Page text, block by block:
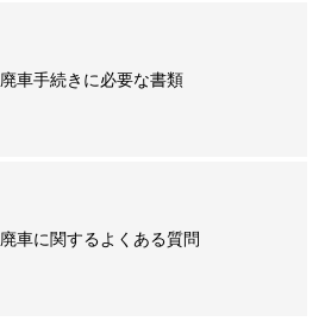
廃車手続きに必要な書類
廃車に関するよくある質問